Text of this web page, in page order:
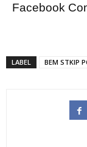
Facebook
LABEL BEM STKIP